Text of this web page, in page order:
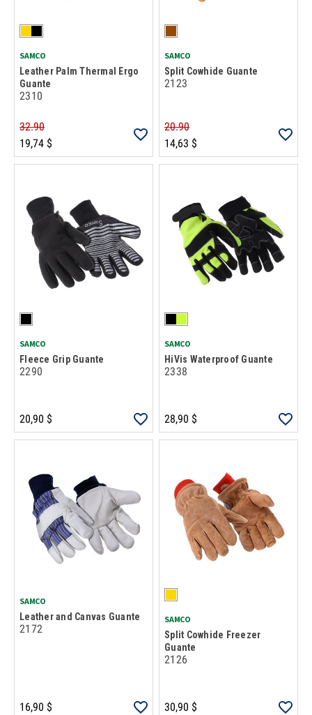
SAMCO
Leather Palm Thermal Ergo
Guante
2310
32.90
19,74 $
SAMCO
Split Cowhide Guante
2123
20.90
14,63 $
SAMCO
Fleece Grip Guante
2290
20,90 $
SAMCO
HiVis Waterproof Guante
2338
28,90 $
SAMCO
Leather and Canvas Guante
2172
16,90 $
SAMCO
Split Cowhide Freezer
Guante
2126
30,90 $